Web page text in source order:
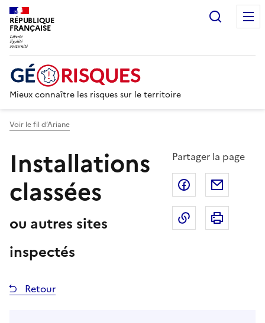
RÉPUBLIQUE
FRANÇAISE
Mieux connaître les risques sur le territoire
Voir le fil d’Ariane
Installations
classées
ou autres sites
inspectés
Partager la page
Partager sur
Copier dans
Retour